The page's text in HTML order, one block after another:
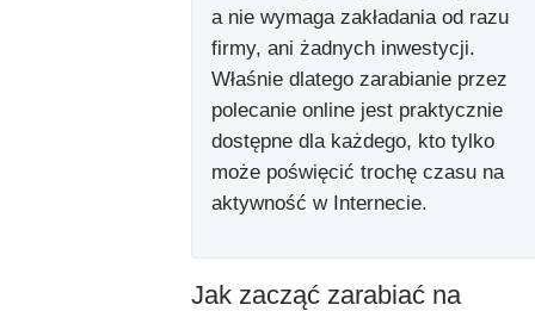
a nie wymaga zakładania od razu
firmy, ani żadnych inwestycji.
Właśnie dlatego zarabianie przez
polecanie online jest praktycznie
dostępne dla każdego, kto tylko
może poświęcić trochę czasu na
aktywność w Internecie.
Jak zacząć zarabiać na